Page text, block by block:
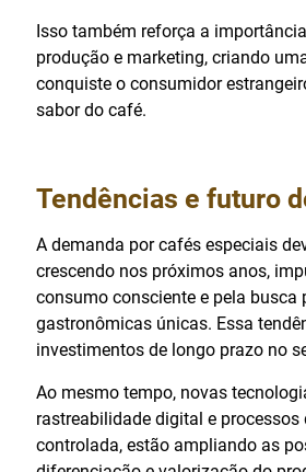
Isso também reforça a
produção e marketing, criando
conquiste o consumidor
sabor do café.
Tendências e futuro
A demanda por cafés especiais
crescendo nos próximos anos,
consumo consciente e pela busca
gastronômicas únicas. Essa
investimentos de longo prazo no
Ao mesmo tempo, novas
rastreabilidade digital e processos
controlada, estão ampliando as